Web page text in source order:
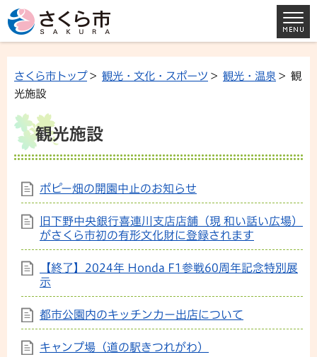
さくら市トップ> 観光・文化・スポーツ > 観光・温泉 > 観
光施設
観光施設
ポピー畑の開園中止のお知らせ
旧下野中央銀行喜連川支店店舗（現 和い話い広場）
がさくら市初の有形文化財に登録されます
【終了】2024年 Honda F1参戦60周年記念特別展
示
都市公園内のキッチンカー出店について
キャンプ場（道の駅きつれがわ）